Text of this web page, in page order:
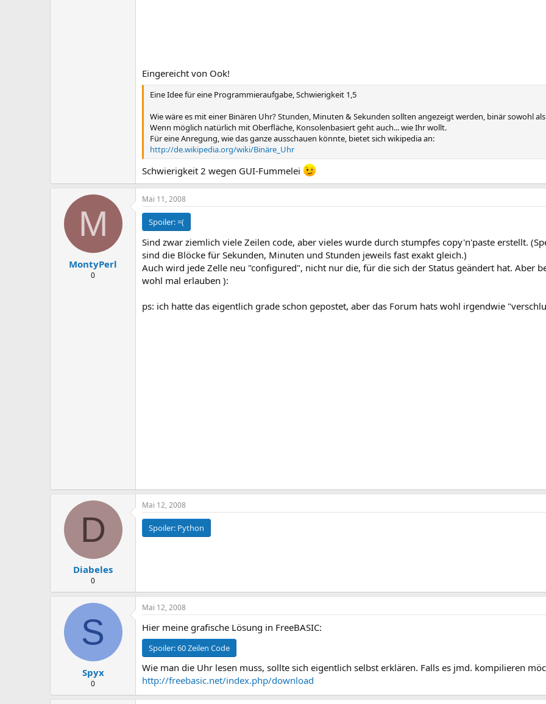
Eingereicht von Ook!
Eine Idee für eine Programmieraufgabe, Schwierigkeit 1,5
Wie wäre es mit einer Binären Uhr? Stunden, Minuten & Sekunden sollten angezeigt werden, binär sowohl
Wenn möglich natürlich mit Oberfläche, Konsolenbasiert geht auch... wie Ihr wollt.
Für eine Anregung, wie das ganze ausschauen könnte, bietet sich wikipedia an:
http://de.wikipedia.org/wiki/Binäre_Uhr
Schwierigkeit 2 wegen GUI-Fummelei
M
MontyPerl
0
Mai 11, 2008
Spoiler:=(
Sind zwar ziemlich viele Zeilen code, aber vieles wurde durch stumpfes copy'n'paste erstellt.
sind die Blöcke für Sekunden, Minuten und Stunden jeweils fast exakt gleich.)
Auch wird jede Zelle neu "configured", nicht nur die, für die sich der Status geändert hat. Aber
wohl mal erlauben ):
ps: ich hatte das eigentlich grade schon gepostet, aber das Forum hats wohl irgendwie
D
Diabeles
0
Mai 12, 2008
Spoiler: Python
S
Spyx
0
Mai 12, 2008
Hier meine grafische Lösung in FreeBASIC:
Spoiler:60 Zeilen Code
Wie man die Uhr lesen muss, sollte sich eigentlich selbst erklären. Falls es jmd. kompilieren
http://freebasic.net/index.php/download